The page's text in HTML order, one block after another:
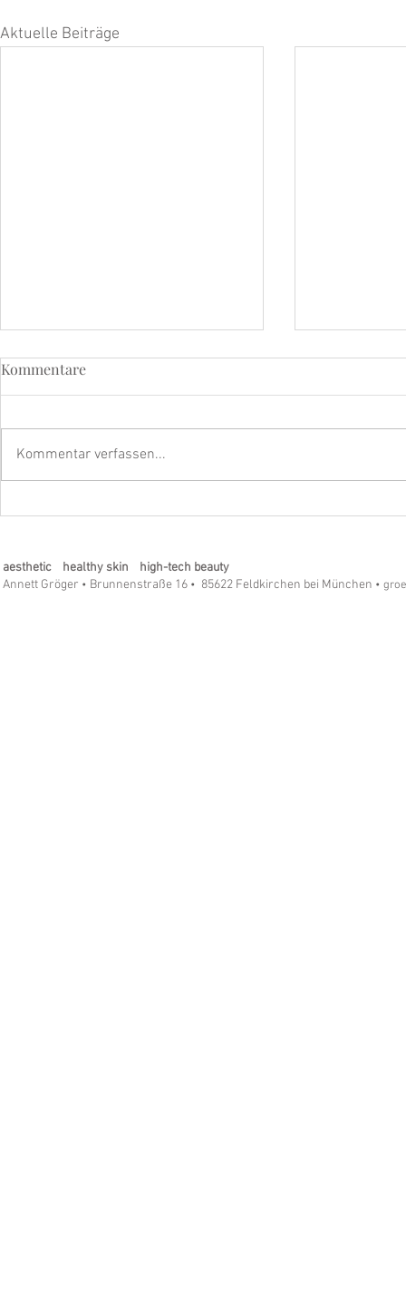
Aktuelle Beiträge
Kommentare
Kommentar verfassen...
aesthetic healthy skin high-tech beauty
Annett Gröger • Brunnenstraße 16 • 85622 Feldkirchen bei München •